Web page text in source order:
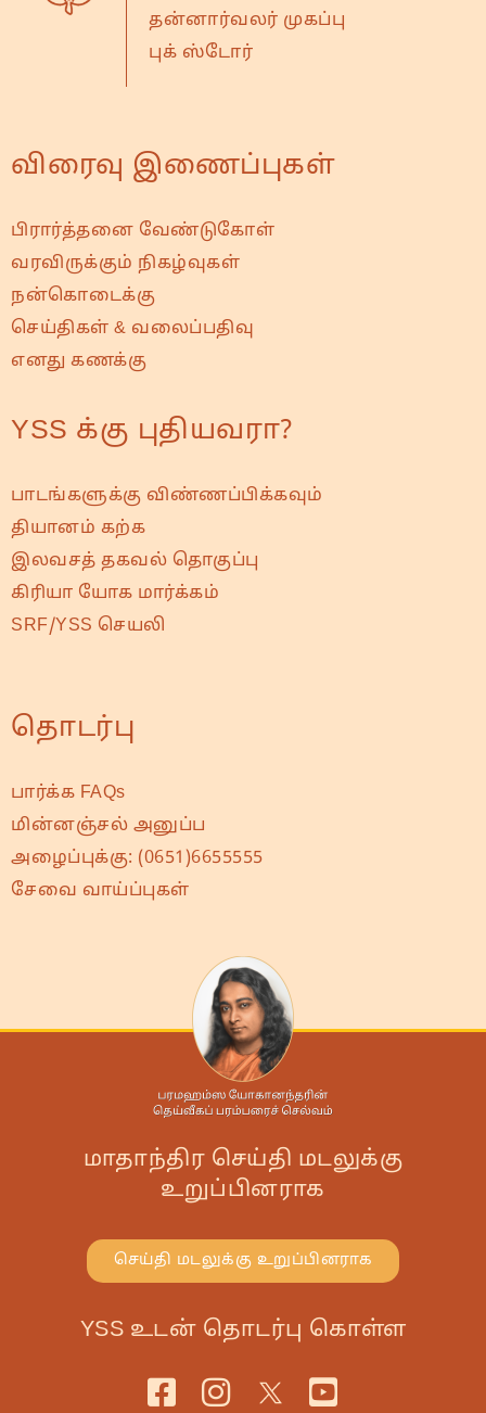
தன்னார்வலர் முகப்பு
புக் ஸ்டோர்
விரைவு இணைப்புகள்
பிரார்த்தனை வேண்டுகோள்
வரவிருக்கும் நிகழ்வுகள்
நன்கொடைக்கு
செய்திகள் & வலைப்பதிவு
எனது கணக்கு
YSS க்கு புதியவரா?
பாடங்களுக்கு விண்ணப்பிக்கவும்
தியானம் கற்க
இலவசத் தகவல் தொகுப்பு
கிரியா யோக மார்க்கம்
SRF/YSS செயலி
தொடர்பு
பார்க்க FAQs
மின்னஞ்சல் அனுப்ப
அழைப்புக்கு: (0651)6655555
சேவை வாய்ப்புகள்
மாதாந்திர செய்தி மடலுக்கு
உறுப்பினராக
செய்தி மடலுக்கு உறுப்பினராக
YSS உடன் தொடர்பு கொள்ள